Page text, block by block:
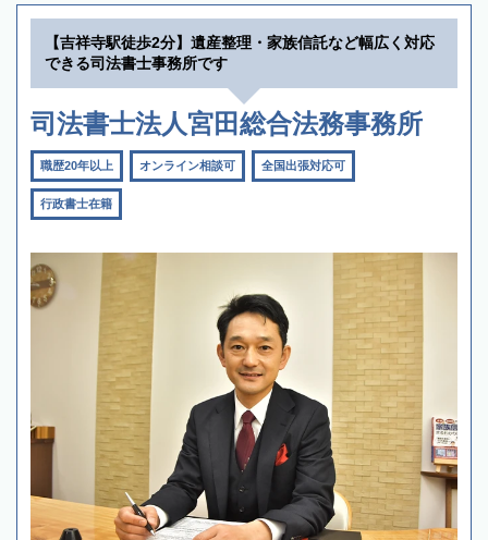
【吉祥寺駅徒歩2分】遺産整理・家族信託など幅広く対応
できる司法書士事務所です
司法書士法人宮田総合法務事務所
職歴20年以上 オンライン相談可 全国出張対応可
行政書士在籍